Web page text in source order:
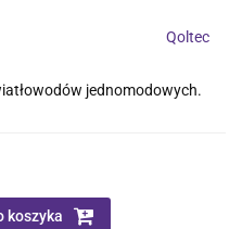
Qoltec
jednomodowych.
koszyka